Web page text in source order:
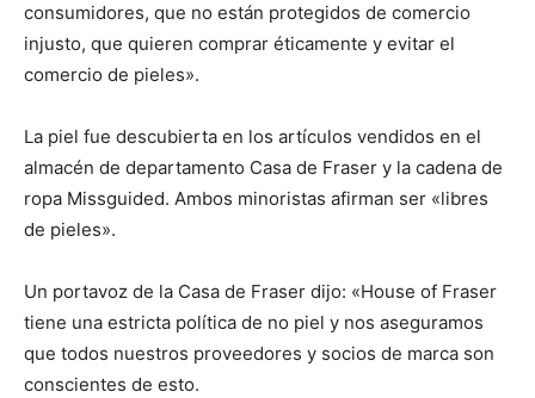
consumidores, que no están protegidos de comercio
injusto, que quieren comprar éticamente y evitar el
comercio de pieles».
La piel fue descubierta en los artículos vendidos en el
almacén de departamento Casa de Fraser y la cadena de
ropa Missguided. Ambos minoristas afirman ser «libres
de pieles».
Un portavoz de la Casa de Fraser dijo: «House of Fraser
tiene una estricta política de no piel y nos aseguramos
que todos nuestros proveedores y socios de marca son
conscientes de esto.